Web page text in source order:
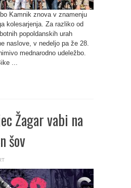
Kamnik znova v znamenju
kolesarjenja. Za razliko od
popoldanskih urah
naslove, v nedeljo pa že 28.
mednarodno udeležbo.
...
Žagar vabi na
šov